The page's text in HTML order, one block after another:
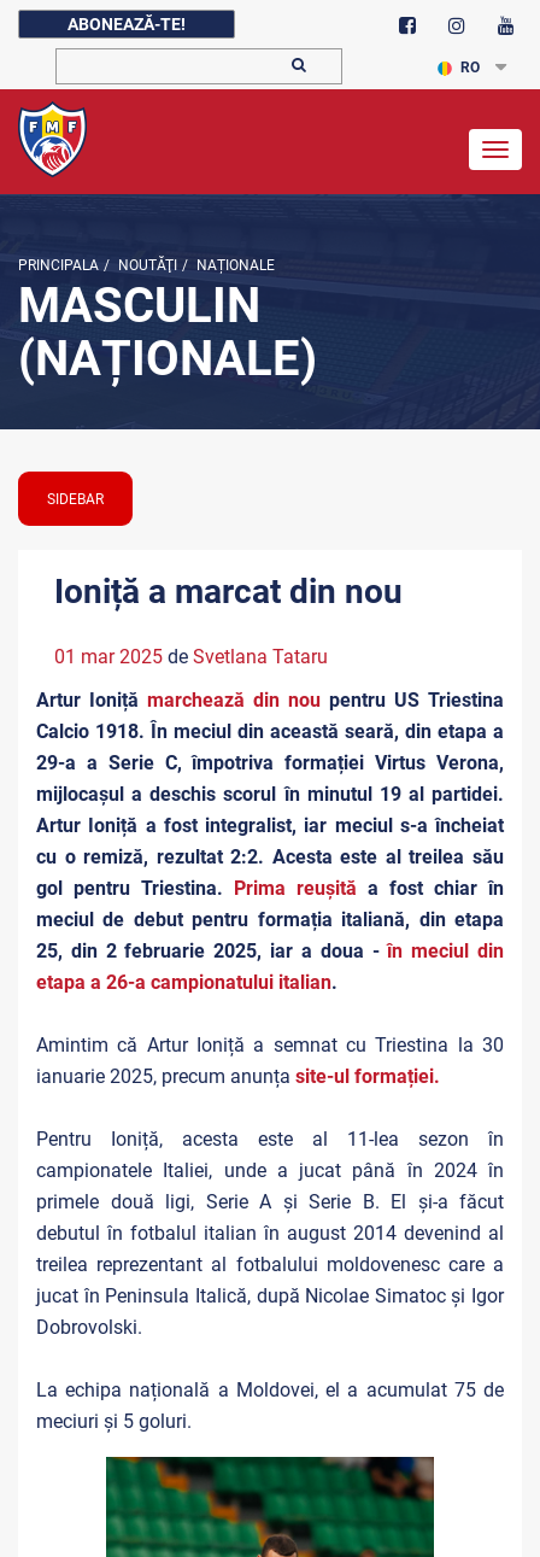
ABONEAZĂ-TE!
RO
PRINCIPALA / NOUTĂŢI / NAȚIONALE
MASCULIN
(NAȚIONALE)
SIDEBAR
Ioniță a marcat din nou
01 mar 2025 de Svetlana Tataru
Artur Ioniță marchează din nou pentru US Triestina
Calcio 1918. În meciul din această seară, din etapa a
29-a a Serie C, împotriva formației Virtus Verona,
mijlocașul a deschis scorul în minutul 19 al partidei.
Artur Ioniță a fost integralist, iar meciul s-a încheiat
cu o remiză, rezultat 2:2. Acesta este al treilea său
gol pentru Triestina. Prima reușită a fost chiar în
meciul de debut pentru formația italiană, din etapa
25, din 2 februarie 2025, iar a doua -în meciul din
etapa a 26-a campionatului italian.
Amintim că Artur Ioniță a semnat cu Triestina la 30
ianuarie 2025, precum anunța site-ul formației.
Pentru Ioniță, acesta este al 11-lea sezon în
campionatele Italiei, unde a jucat până în 2024 în
primele două ligi, Serie A și Serie B. El și-a făcut
debutul în fotbalul italian în august 2014 devenind al
treilea reprezentant al fotbalului moldovenesc care a
jucat în Peninsula Italică, după Nicolae Simatoc și Igor
Dobrovolski.
La echipa națională a Moldovei, el a acumulat 75 de
meciuri și 5 goluri.